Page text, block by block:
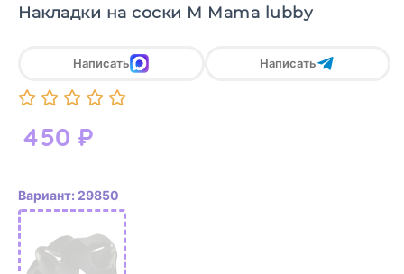
Накладки на соски М Mama lubby
450 ₽
Написать Написать
Вариант: 29850